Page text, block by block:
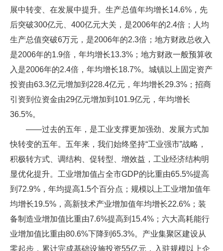
展中转变、在发展中提升。生产总值年均增长14.6%，先
后突破300亿元、400亿元大关，是2006年的2.4倍；人均
生产总值突破6万元，是2006年的2.3倍；地方财政总收入
是2006年的1.9倍，年均增长13.3%；地方财政一般预算收
入是2006年的2.4倍，年均增长18.7%。城镇以上固定资产
投资由63.3亿元增加到228.4亿元，年均增长29.3%；招商
引资到位资金由29亿元增加到101.9亿元，年均增长
36.5%。
——过去的五年，是工业支撑更加强劲、发展方式加
快转变的五年。五年来，我们始终坚持“工业强市”战略，
积极转方式、调结构、促转型、增效益，工业经济结构明
显优化提升。工业增加值占全市GDP的比重由65.5%提高
到72.9%，年均提高1.5个百分点；规模以上工业增加值年
均增长19.5%，高新技术产业增加值年均增长22.6%；装
备制造业增加值比重由7.6%提高到15.4%；六大高耗能行
业增加值比重由80.6%下降到65.3%。产业集聚区建设从
零起步，累计完成基础设施投资55亿元，入驻规模以上企